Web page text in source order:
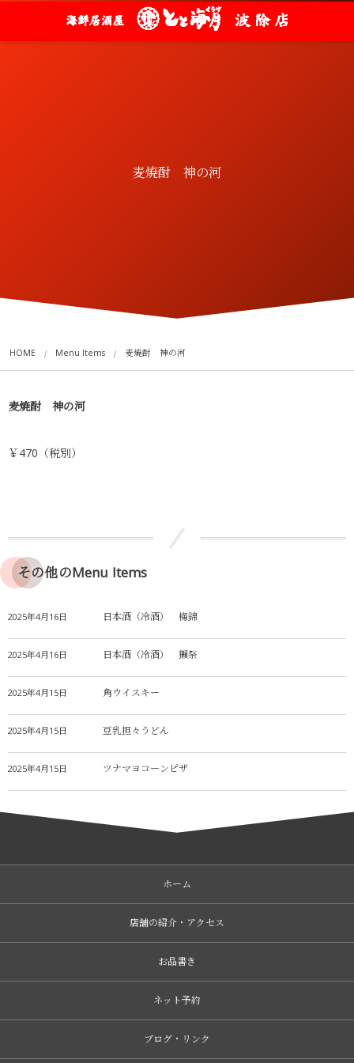
麦焼酎 神の河
HOME Menu Items 麦焼酎 神の河
麦焼酎 神の河
￥470（税別）
その他のMenu Items
2025年4月16日 日本酒（冷酒） 梅錦
2025年4月16日 日本酒（冷酒） 獺祭
2025年4月15日 角ウイスキー
2025年4月15日 豆乳担々うどん
2025年4月15日 ツナマヨコーンピザ
ホーム
店舗の紹介・アクセス
お品書き
ネット予約
ブログ・リンク